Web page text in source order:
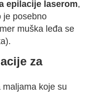
epilacije laserom,
je posebno
muška leđa se
za
koje su